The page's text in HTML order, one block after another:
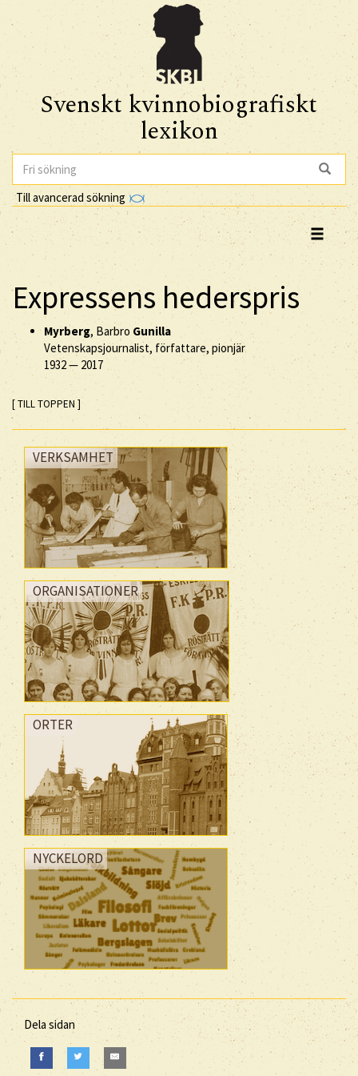
Svenskt kvinnobiografiskt
lexikon
Till avancerad sökning
Expressens hederspris
Myrberg, Barbro Gunilla
Vetenskapsjournalist, författare, pionjär
1932— 2017
[ TILL TOPPEN ]
VERKSAMHET
ORGANISATIONER
ORTER
NYCKELORD
Dela sidan